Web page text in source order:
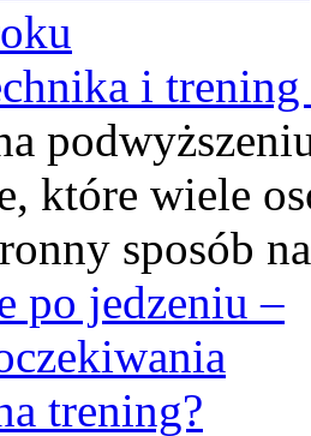
i
które wiele
sposób